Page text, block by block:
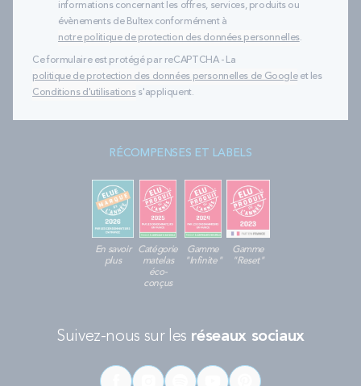
informations concernant les offres, services, produits ou
évènements de Bultex conformément à
notre politique de protection des données personnelles.
Ce formulaire est protégé par reCAPTCHA - La
politique de protection des données personnelles de Googleet les
Conditions d'utilisationss'appliquent.
RÉCOMPENSES ET LABELS
En savoir
plus
Catégorie
matelas
éco-
conçus
Gamme
"Infinite"
Gamme
"Reset"
Suivez-nous sur les réseaux sociaux